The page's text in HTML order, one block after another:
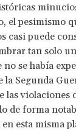
el pesimismo
casi puede
tan solo
no se había
la Segunda
las violaciones
de forma
esta misma